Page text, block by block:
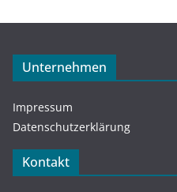
Unternehmen
Impressum
Datenschutzerklärung
Kontakt